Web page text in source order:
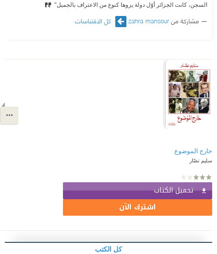
السجن، كانت الجزائر أوّل دولة يزوها كنوع من الاعتراف بالجميل"
مشاركة منzahra mansour كل الاقتباسات
خارج الموضوع
سليم نصّار
تحميل الكتاب
اشترك الآن
كل الكتب